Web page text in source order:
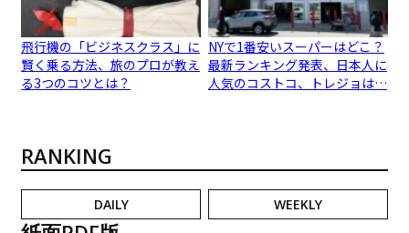
飛行機の「ビジネスクラス」に
賢く乗る方法、旅のプロが教え
る3つのコツとは？
NYで1番安いスーパーはどこ？
最新ランキング発表、日本人に
人気のコストコ、トレジョは…
RANKING
DAILY WEEKLY